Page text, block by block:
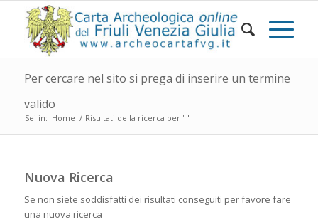
Per cercare nel sito si prega di inserire un termine
valido
Sei in: Home / Risultati della ricerca per ""
Nuova Ricerca
Se non siete soddisfatti dei risultati conseguiti per favore fare
una nuova ricerca